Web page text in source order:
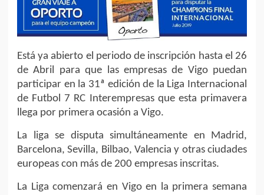
Está ya abierto el periodo de inscripción hasta el 26
de Abril para que las empresas de Vigo puedan
participar en la 31ª edición de la Liga Internacional
de Futbol 7 RC Interempresas que esta primavera
llega por primera ocasión a Vigo.
La liga se disputa simultáneamente en Madrid,
Barcelona, Sevilla, Bilbao, Valencia y otras ciudades
europeas con más de 200 empresas inscritas.
La Liga comenzará en Vigo en la primera semana